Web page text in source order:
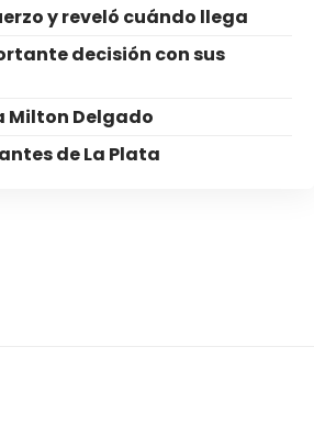
y reveló cuándo llega
decisión con sus
Milton Delgado
de La Plata